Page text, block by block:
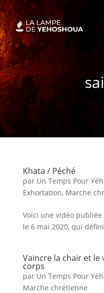
Khata / Péché
par Un Temps Pour
Exhortation, Marche
Voici une vidéo
le 6 mai 2020, qui
Vaincre la chair et
corps
par Un Temps Pour
Marche chrétienne